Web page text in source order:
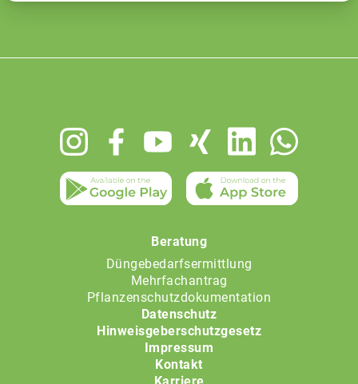
Beratung
Düngebedarfsermittlung
Mehrfachantrag
Pflanzenschutzdokumentation
Datenschutz
Hinweisgeberschutzgesetz
Impressum
Kontakt